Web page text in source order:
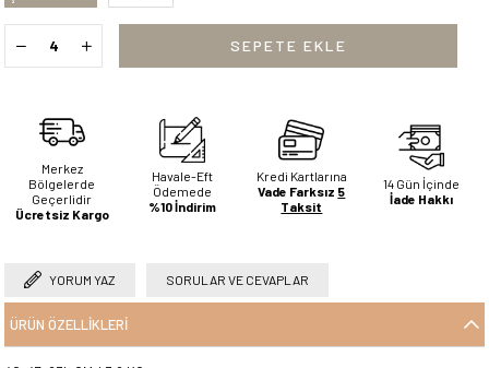
Merkez
Bölgelerde
Geçerlidir
Ücretsiz Kargo
Havale-Eft
Ödemede
%10 İndirim
Kredi Kartlarına
Vade Farksız 5
Taksit
14 Gün İçinde
İade Hakkı
YORUM YAZ SORULAR VE CEVAPLAR
ÜRÜN ÖZELLIKLERI